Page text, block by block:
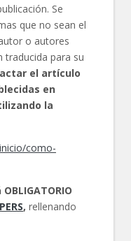
Se
que no sean el
o autores
traducida para su
el artículo
en
la
como-
, rellenando